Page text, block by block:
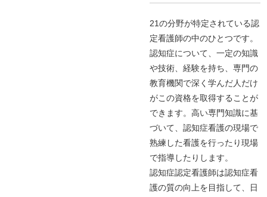
21の分野が特定されている認
定看護師の中のひとつです。
認知症について、一定の知識
や技術、経験を持ち、専門の
教育機関で深く学んだ人だけ
がこの資格を取得することが
できます。高い専門知識に基
づいて、認知症看護の現場で
熟練した看護を行ったり現場
で指導したりします。
認知症認定看護師は認知症看
護の質の向上を目指して、日